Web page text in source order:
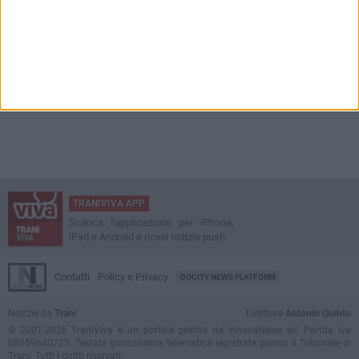
TRANIVIVA APP
Scarica l'applicazione per iPhone,
iPad e Android e ricevi notizie push
Contatti Policy e Privacy GOCITY NEWS PLATFORM
Notizie da Trani Direttore Antonio Quinto
© 2001-2026 TraniViva è un portale gestito da InnovaNews srl. Partita iva
08059640725. Testata giornalistica telematica registrata presso il Tribunale di
Trani. Tutti i diritti riservati.